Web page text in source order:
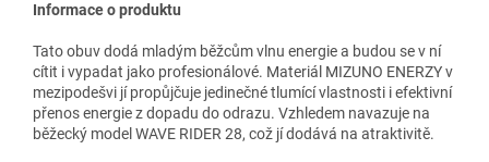
Informace o produktu
Tato obuv dodá mladým běžcům vlnu energie a budou se v ní
cítit i vypadat jako profesionálové. Materiál MIZUNO ENERZY v
mezipodešvi jí propůjčuje jedinečné tlumící vlastnosti i efektivní
přenos energie z dopadu do odrazu. Vzhledem navazuje na
běžecký model WAVE RIDER 28, což jí dodává na atraktivitě.